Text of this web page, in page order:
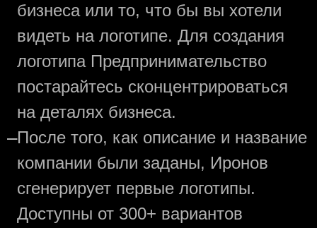
бизнеса или то, что бы вы хотели
видеть на логотипе. Для создания
логотипа Предпринимательство
постарайтесь сконцентрироваться
на деталях бизнеса.
—После того, как описание и название
компании были заданы, Иронов
сгенерирует первые логотипы.
Доступны от 300+ вариантов